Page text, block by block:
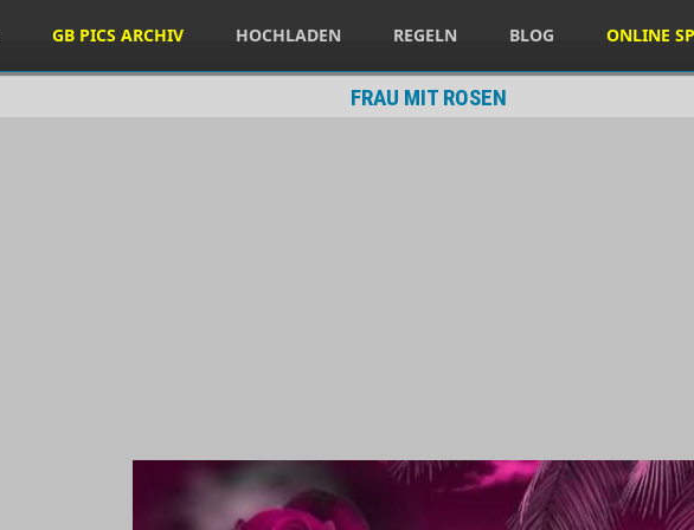
GB PICS ARCHIV HOCHLADEN REGELN BLOG ONLINE
FRAU MIT ROSEN